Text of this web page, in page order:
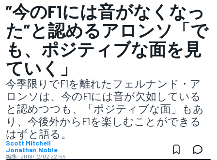
”今のF1には音がなくなっ
た”と認めるアロンソ「で
も、ポジティブな面を見
ていく」
今季限りでF1を離れたフェルナンド・ア
ロンソは、今のF1には音が欠如している
と認めつつも、「ポジティブな面」もあ
り、今後外からF1を楽しむことができる
はずと語る。
Scott Mitchell
Jonathan Noble
編集: 2018/12/02 22:55